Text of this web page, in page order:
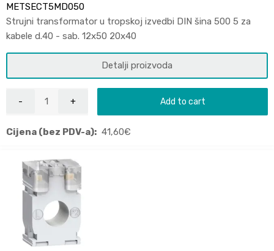
METSECT5MD050
Strujni transformator u tropskoj izvedbi DIN šina 500 5 za
kabele d.40 - sab. 12x50 20x40
Detalji proizvoda
Add to cart
Cijena (bez PDV-a): 41,60€